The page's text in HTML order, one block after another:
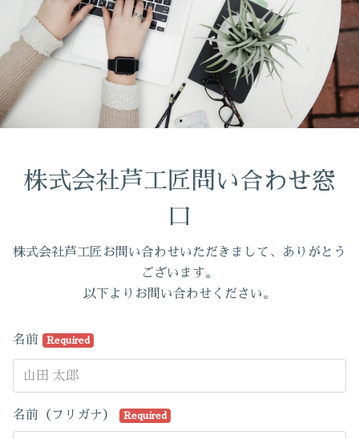
株式会社芦工匠問い合わせ窓
口
株式会社芦工匠お問い合わせいただきまして、ありがとう
ございます。
以下よりお問い合わせください。
名前 Required
名前（フリガナ） Required